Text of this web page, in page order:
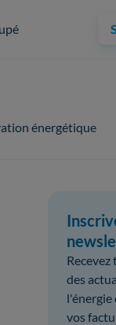
énergétique
des
l'énergie
vos